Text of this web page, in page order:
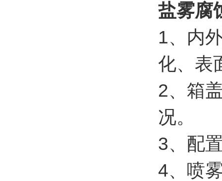
盐雾腐
1、内
化、表
2、箱
况。
3、配
4、喷